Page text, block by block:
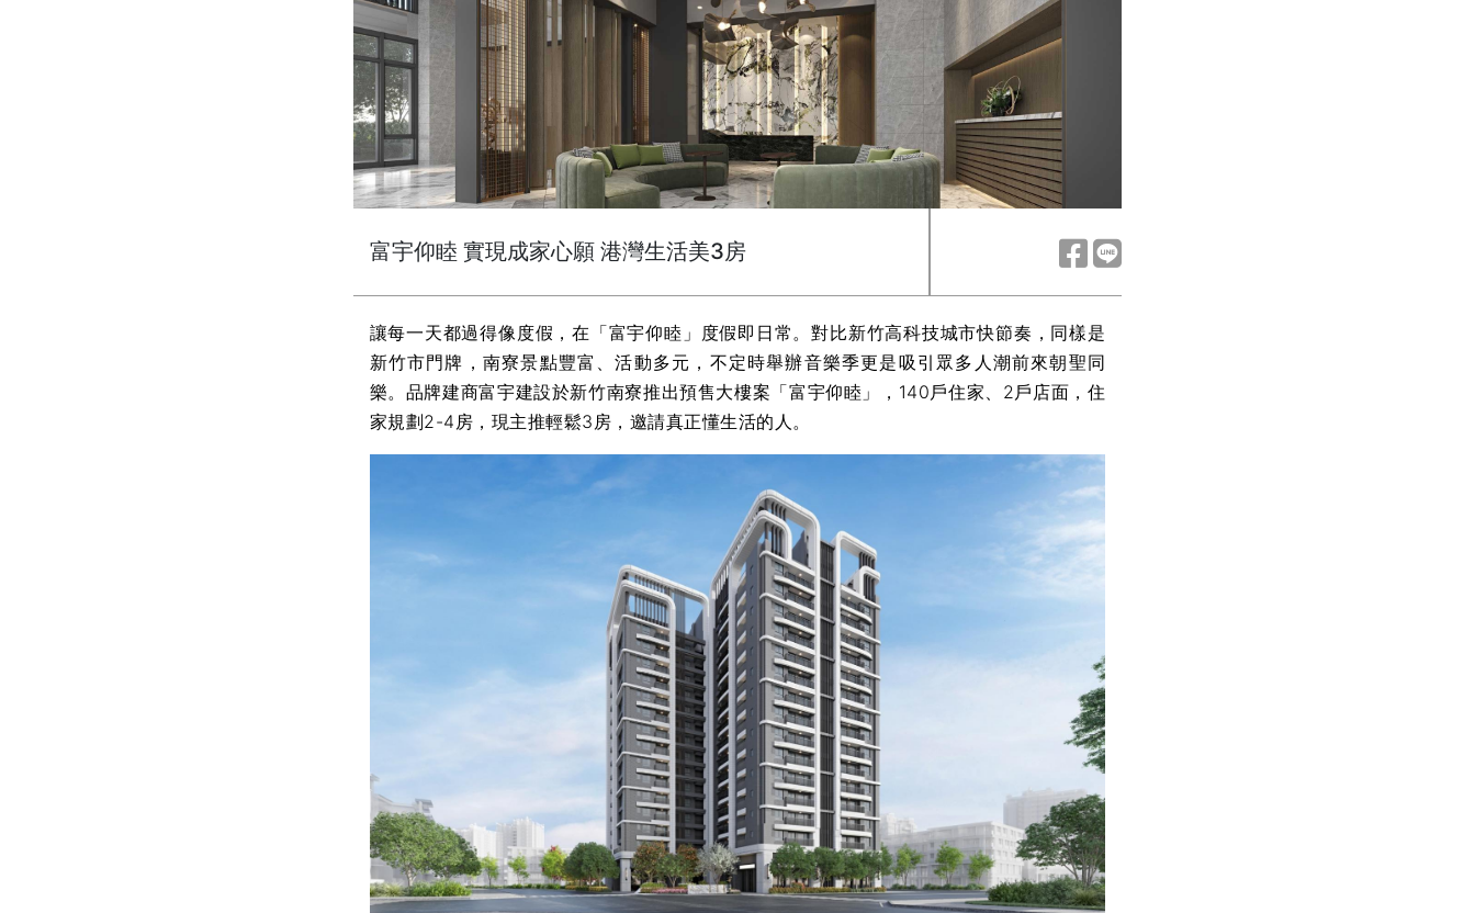
富宇仰睦 實現成家心願 港灣生活美3房
讓每一天都過得像度假，在「富宇仰睦」度假即日常。對比新竹高科技城市快節奏，同樣是
新竹市門牌，南寮景點豐富、活動多元，不定時舉辦音樂季更是吸引眾多人潮前來朝聖同
樂。品牌建商富宇建設於新竹南寮推出預售大樓案「富宇仰睦」，140戶住家、2戶店面，住
家規劃2-4房，現主推輕鬆3房，邀請真正懂生活的人。